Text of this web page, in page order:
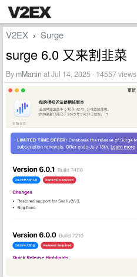
V2EX › Surge
surge 6.0 又来割韭菜
By mMartin at Jul 14, 2025 · 14557 views